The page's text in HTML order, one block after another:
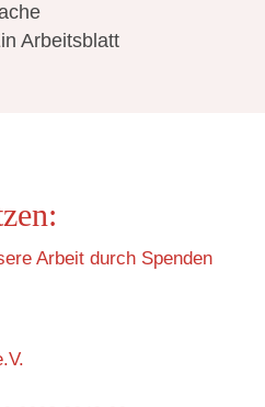
Arbeitsblatt
Arbeit durch Spenden